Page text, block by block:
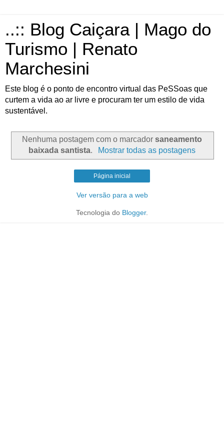
..:: Blog Caiçara | Mago do
Turismo | Renato
Marchesini
Este blog é o ponto de encontro virtual das PeSSoas que
curtem a vida ao ar livre e procuram ter um estilo de vida
sustentável.
Nenhuma postagem com o marcador saneamento
baixada santista. Mostrar todas as postagens
Página inicial
Ver versão para a web
Tecnologia do Blogger.